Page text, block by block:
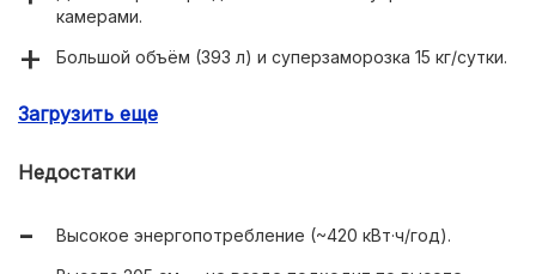
камерами.
Большой объём (393 л) и суперзаморозка 15 кг/сутки.
Загрузить еще
Недостатки
Высокое энергопотребление (~420 кВт·ч/год).